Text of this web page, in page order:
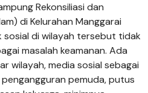
Rekonsiliasi dan
di Kelurahan Manggarai
sosial di wilayah tersebut tidak
masalah keamanan. Ada
wilayah, media sosial sebagai
pemuda, putus